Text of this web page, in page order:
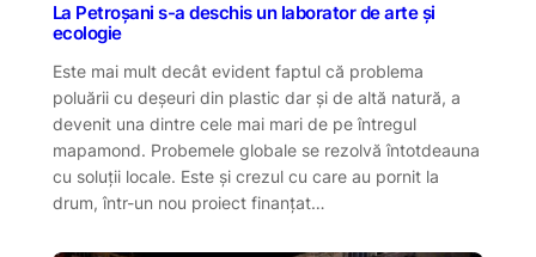
La Petroșani s-a deschis un laborator de arte și
ecologie
Este mai mult decât evident faptul că problema
poluării cu deșeuri din plastic dar și de altă natură, a
devenit una dintre cele mai mari de pe întregul
mapamond. Probemele globale se rezolvă întotdeauna
cu soluții locale. Este și crezul cu care au pornit la
drum, într-un nou proiect finanțat…